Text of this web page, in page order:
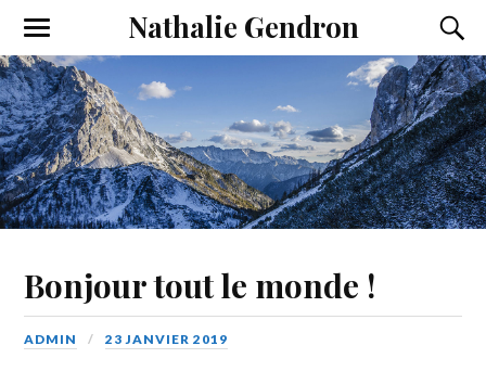
Nathalie Gendron
T
o
g
g
l
e
t
h
e
m
o
l
e
m
e
n
T
o
g
g
l
e
t
h
e
s
e
f
Bonjour tout le monde !
ADMIN 23 JANVIER 2019